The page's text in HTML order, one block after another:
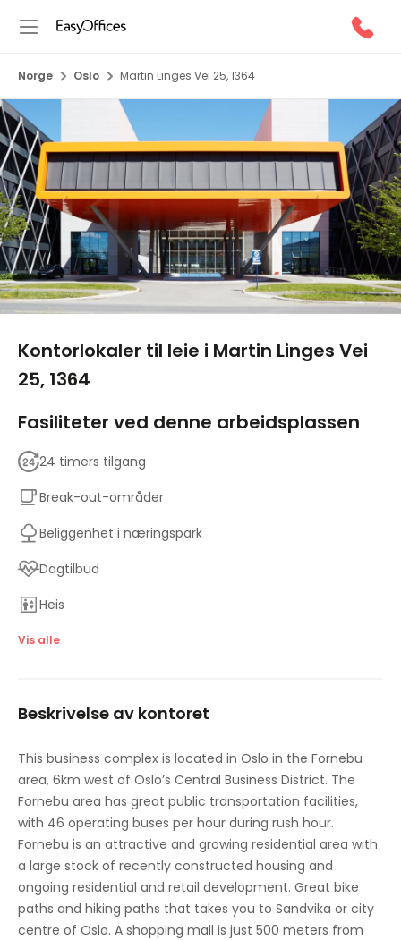
Norge Oslo Martin Linges Vei 25, 1364
Kontorlokaler til leie i Martin Linges Vei
25, 1364
Fasiliteter ved denne arbeidsplassen
24 timers tilgang
Break-out-områder
Beliggenhet i næringspark
Dagtilbud
Heis
Gym og treningsrom
Møterom
Parkering
Tilgang til høyhastighetsinternett
Temp-kontroll
Videokonferansestudio
Vis alle
Beskrivelse av kontoret
This business complex is located in Oslo in the Fornebu
area, 6km west of Oslo’s Central Business District. The
Fornebu area has great public transportation facilities,
with 46 operating buses per hour during rush hour.
Fornebu is an attractive and growing residential area with
a large stock of recently constructed housing and
ongoing residential and retail development. Great bike
paths and hiking paths that takes you to Sandvika or city
centre of Oslo. A shopping mall is just 500 meters from